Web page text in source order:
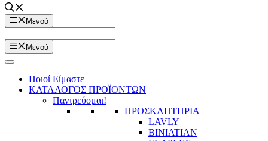
Μενού
Μενού
Ποιοί Είμαστε
ΚΑΤΑΛΟΓΟΣ ΠΡΟΪΟΝΤΩΝ
Παντρεύομαι!
ΠΡΟΣΚΛΗΤΗΡΙΑ
LAVLY
BINIATIAN